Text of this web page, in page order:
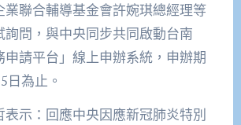
業聯合輔導基金會許婉琪總經理等
詢問，與中央同步共同啟動台南
申請平台」線上申辦系統，申辦期
日為止。
表示：回應中央因應新冠肺炎特別